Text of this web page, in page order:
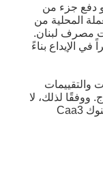
دفع جزء من
المحلية من
مصرف لبنان.
في الإيداع بناءً
والتقييمات
ووفقًا لذلك، لا
تزال تصنيفات الودائع بالعملة المحلية للبنوك Caa3